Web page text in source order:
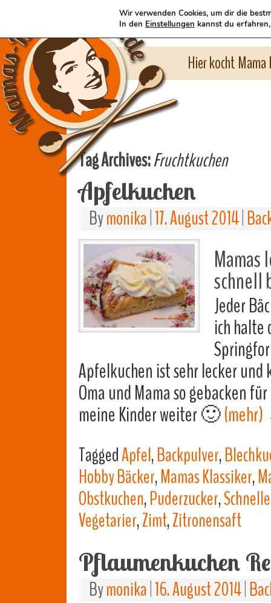
Hier kocht
Tag Archives:Fruchtkuchen
Apfelkuchen
Bymonika 17. August 2014
schnell
Jeder
ich halte
Apfelkuchen ist sehr lecker
Oma und Mama so gebacken
meine Kinder weiter 🙂(mehr)
TaggedApfel,Backpulver,
Hobby Bäcker,Mamas Klassiker,
Obstkuchen,Puderzucker,
Vegetarier,Zimt,Zitronensaft
Pflaumenkuchen
Bymonika 16. August 2014
Wir verwenden Cookies, um dir die
In den Einstellungen kannst du